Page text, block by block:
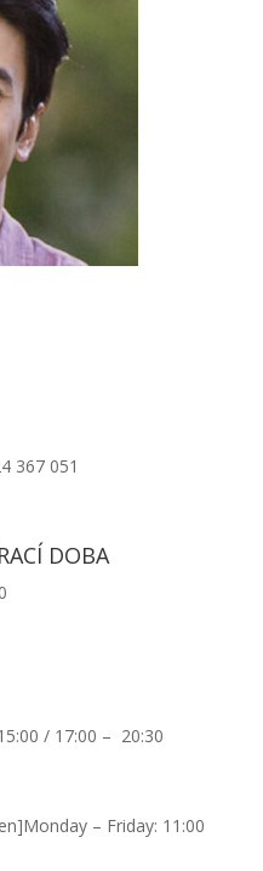
367 051
DOBA
/ 17:00 – 20:30
– Friday: 11:00